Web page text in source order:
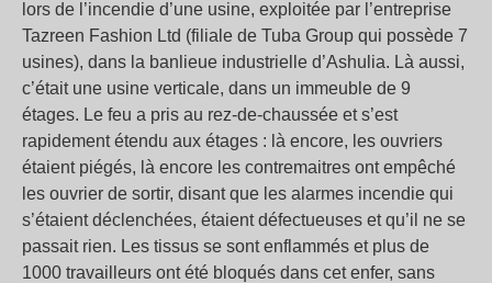
lors de l’incendie d’une usine, exploitée par l’entreprise
Tazreen Fashion Ltd (filiale de Tuba Group qui possède 7
usines), dans la banlieue industrielle d’Ashulia. Là aussi,
c’était une usine verticale, dans un immeuble de 9
étages. Le feu a pris au rez-de-chaussée et s’est
rapidement étendu aux étages : là encore, les ouvriers
étaient piégés, là encore les contremaitres ont empêché
les ouvrier de sortir, disant que les alarmes incendie qui
s’étaient déclenchées, étaient défectueuses et qu’il ne se
passait rien. Les tissus se sont enflammés et plus de
1000 travailleurs ont été bloqués dans cet enfer, sans